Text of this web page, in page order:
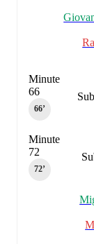
Minute
66
66‎’‎
Minute
72
72‎’‎